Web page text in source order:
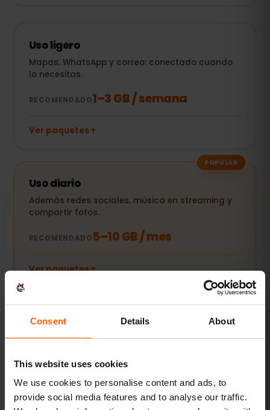
Consent Details About
This website uses cookies
We use cookies to personalise content and ads, to
provide social media features and to analyse our traffic.
Uso ligero
Mapas, WhatsApp y correo: conectado cuando
lo necesitas.
RECOMENDADO1–3 GB / semana
Ver paquetes
POPULAR
Uso diario
Además redes sociales, música en streaming y
compartir fotos.
RECOMENDADO5–10 GB / mes
Ver paquetes
Streaming y hotspot
Vídeos, videollamadas y conexión para tu
20 GB+ o Ilimitado
Ver paquetes